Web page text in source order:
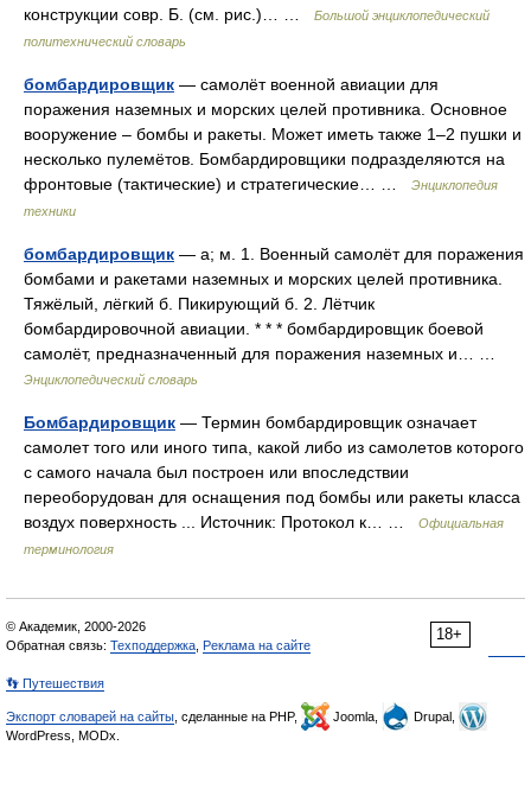
конструкции совр. Б. (см. рис.)… …
Большой энциклопедический
политехнический словарь
бомбардировщик — самолёт военной авиации для
поражения наземных и морских целей противника. Основное
вооружение – бомбы и ракеты. Может иметь также 1–2 пушки и
несколько пулемётов. Бомбардировщики подразделяются на
фронтовые (тактические) и стратегические… …
Энциклопедия
техники
бомбардировщик — а; м. 1. Военный самолёт для поражения
бомбами и ракетами наземных и морских целей противника.
Тяжёлый, лёгкий б. Пикирующий б. 2. Лётчик
бомбардировочной авиации. * * * бомбардировщик боевой
самолёт, предназначенный для поражения наземных и… …
Энциклопедический словарь
Бомбардировщик — Термин бомбардировщик означает
самолет того или иного типа, какой либо из самолетов которого
с самого начала был построен или впоследствии
переоборудован для оснащения под бомбы или ракеты класса
воздух поверхность ... Источник: Протокол к… …
Официальная
терминология
18+
© Академик, 2000-2026
Обратная связь: Техподдержка Реклама на сайте
👣 Путешествия
Экспорт словарей на сайты , сделанные на PHP, Joomla,
Drupal,
WordPress, MODx.